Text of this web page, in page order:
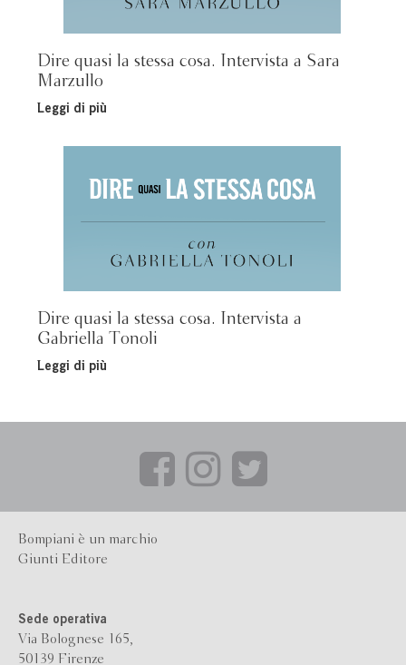
Dire quasi la stessa cosa. Intervista a Sara
Marzullo
Leggi di più
Dire quasi la stessa cosa. Intervista a
Gabriella Tonoli
Leggi di più
Bompiani è un marchio
Giunti Editore
Sede operativa
Via Bolognese 165,
50139 Firenze